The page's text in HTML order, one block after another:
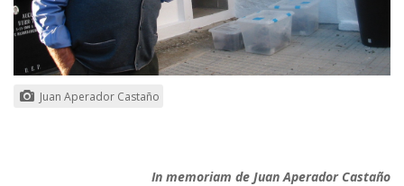
Juan Aperador Castaño
In memoriam de Juan Aperador Castaño